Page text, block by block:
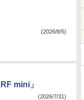
(2026/8/5)
mini」
(2026/7/31)